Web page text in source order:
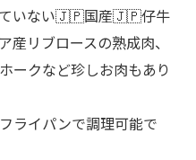
ていない🇯🇵国産🇯🇵仔牛
リブロースの熟成肉、
クなど珍しお肉もあり
ライパンで調理可能で